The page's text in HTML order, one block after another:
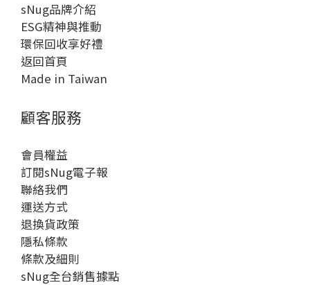
sNug品牌介紹
ESG精神與推動
環保回收享好禮
返回首頁
Made in Taiwan
顧客服務
會員權益
訂閱sNug電子報
聯絡我們
運送方式
退換貨政策
隱私條款
條款及細則
sNug全台銷售據點